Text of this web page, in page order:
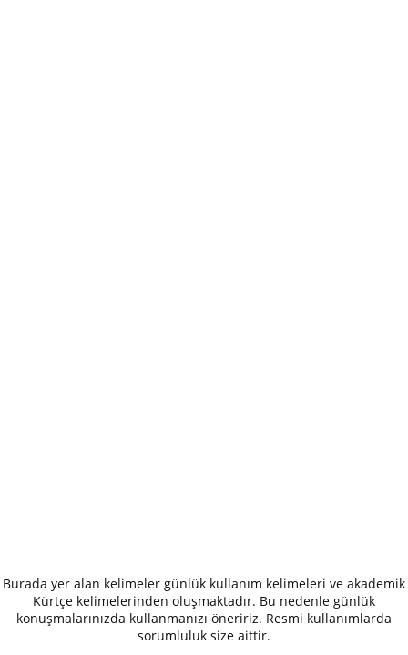
Burada yer alan kelimeler günlük kullanım kelimeleri ve akademik
Kürtçe kelimelerinden oluşmaktadır. Bu nedenle günlük
konuşmalarınızda kullanmanızı öneririz. Resmi kullanımlarda
sorumluluk size aittir.